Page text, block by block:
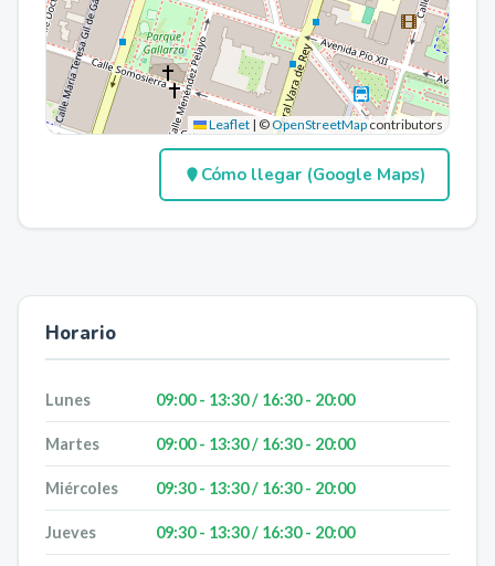
Leaflet | ©OpenStreetMapcontributors
Cómo llegar (Google Maps)
Horario
Lunes 09:00 - 13:30 / 16:30 - 20:00
Martes 09:00 - 13:30 / 16:30 - 20:00
Miércoles 09:30 - 13:30 / 16:30 - 20:00
Jueves 09:30 - 13:30 / 16:30 - 20:00